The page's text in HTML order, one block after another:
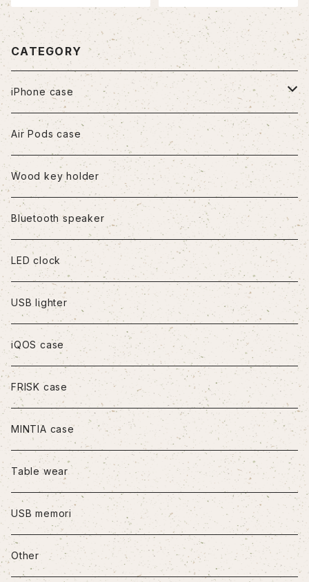
CATEGORY
iPhone case
iPhone7/8/SE2
iPhone8Plus
iPhoneX/XS
iPhoneXR
iPhoneXS Max
iPhone11
iPhone11Pro
iPhone11Pro Max
iPhone12/12Pro
iPhone12mini
iPhone12Pro Max
Air Pods case
Wood key holder
Bluetooth speaker
LED clock
USB lighter
iQOS case
FRISK case
MINTIA case
Table wear
USB memori
Other